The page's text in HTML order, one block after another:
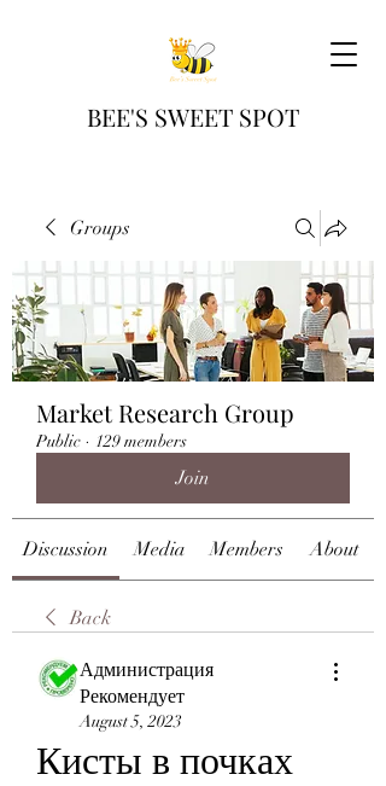
BEE'S SWEET SPOT
Groups
Market Research Group
Public · 129 members
Join
Discussion Media Members About
Back
Администрация
Рекомендует
August 5, 2023
Кисты в почках